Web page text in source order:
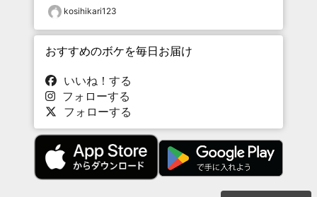
kosihikari123
おすすめのボケを毎日お届け
いいね！する
フォローする
フォローする